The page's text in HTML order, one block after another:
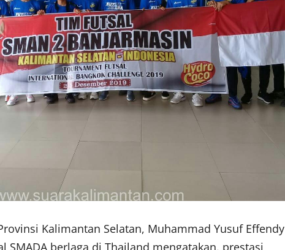
Kalimantan Selatan, Muhammad Yusuf Effendy